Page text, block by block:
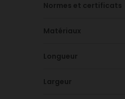
Normes et certificats
Matériaux
Longueur
Largeur